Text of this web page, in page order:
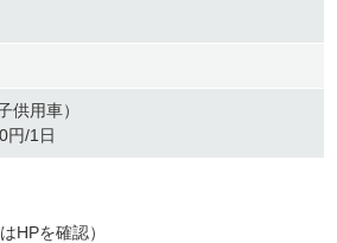
供用車）
円/1日
HPを確認）